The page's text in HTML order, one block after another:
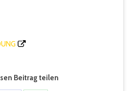
Beitrag teilen